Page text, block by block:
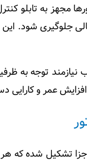
مجهز به تابلو
جلوگیری شود.
نیازمند توجه به
عمر و کارایی
اجزا تشکیل شده که